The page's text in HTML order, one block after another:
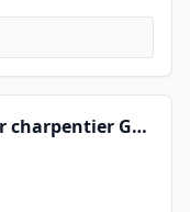
HL TOITURE Couvreur zingueur charpentier Grenoble